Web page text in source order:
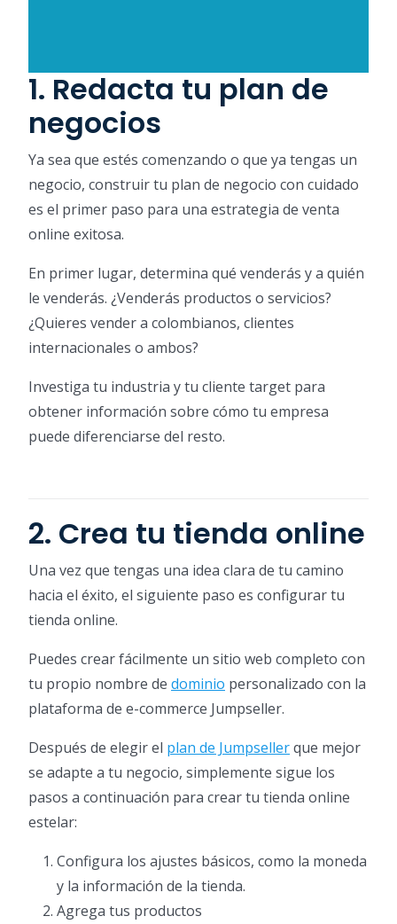
1. Redacta tu plan de
negocios
Ya sea que estés comenzando o que ya tengas un
negocio, construir tu plan de negocio con cuidado
es el primer paso para una estrategia de venta
online exitosa.
En primer lugar, determina qué venderás y a quién
le venderás. ¿Venderás productos o servicios?
¿Quieres vender a colombianos, clientes
internacionales o ambos?
Investiga tu industria y tu cliente target para
obtener información sobre cómo tu empresa
puede diferenciarse del resto.
2. Crea tu tienda online
Una vez que tengas una idea clara de tu camino
hacia el éxito, el siguiente paso es configurar tu
tienda online.
Puedes crear fácilmente un sitio web completo con
tu propio nombre de dominio personalizado con la
plataforma de e-commerce Jumpseller.
Después de elegir el plan de Jumpsellerque mejor
se adapte a tu negocio, simplemente sigue los
pasos a continuación para crear tu tienda online
estelar:
Configura los ajustes básicos, como la moneda
y la información de la tienda.
Agrega tus productos